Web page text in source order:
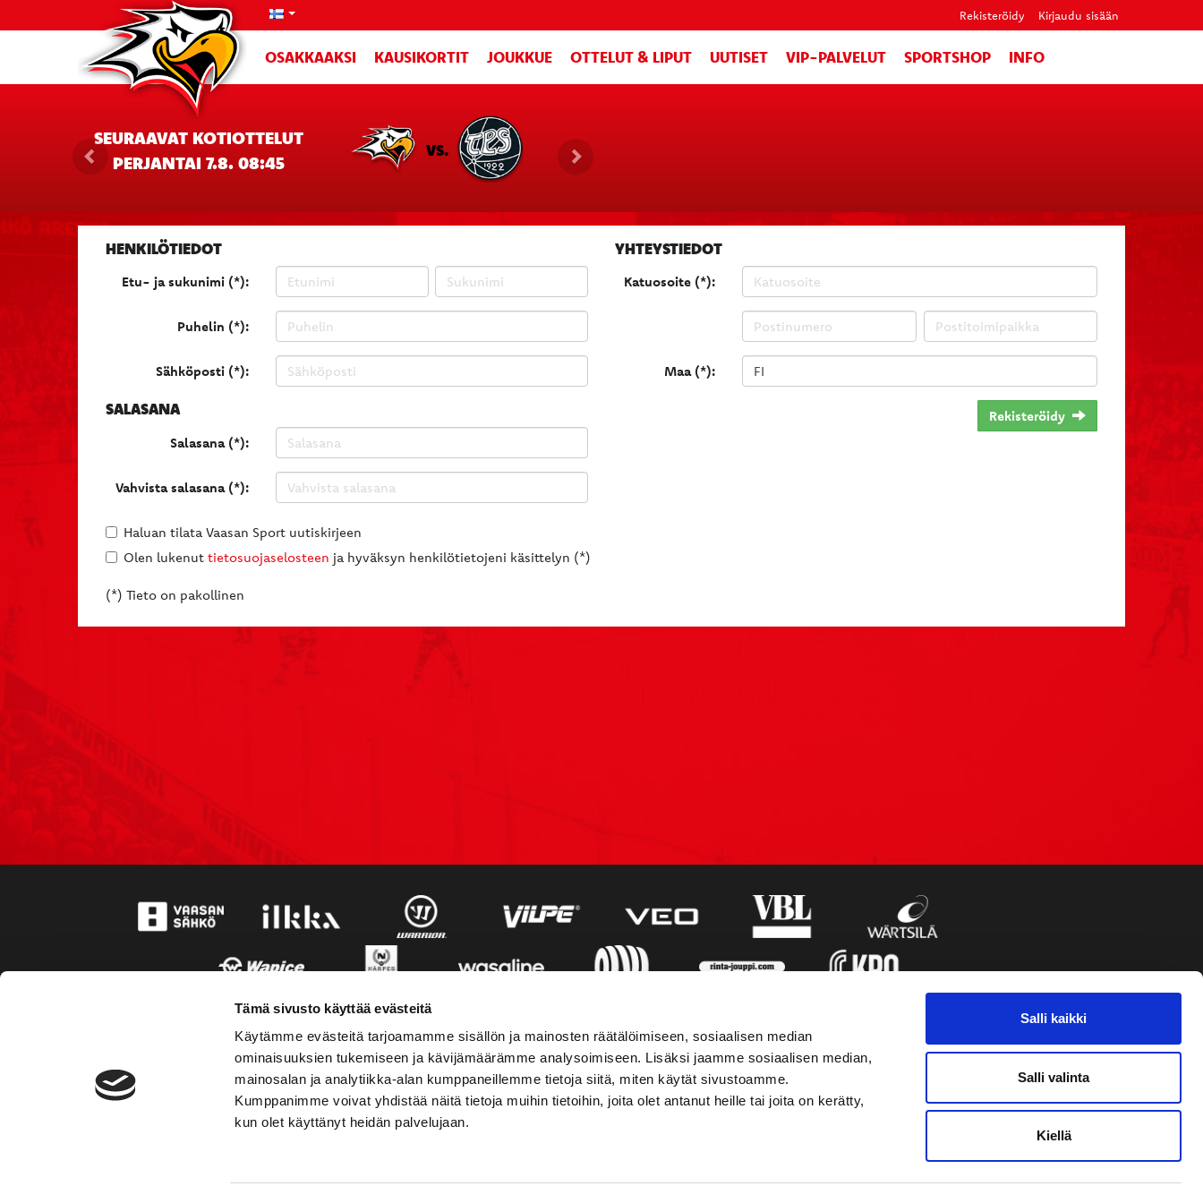
Tämä sivusto käyttää evästeitä
Käytämme evästeitä tarjoamamme sisällön ja mainosten räätälöimiseen, sosiaalisen median
ominaisuuksien tukemiseen ja kävijämäärämme analysoimiseen. Lisäksi jaamme sosiaalisen median,
mainosalan ja analytiikka-alan kumppaneillemme tietoja siitä, miten käytät sivustoamme.
Kumppanimme voivat yhdistää näitä tietoja muihin tietoihin, joita olet antanut heille tai joita on kerätty,
kun olet käyttänyt heidän palvelujaan.
Salli kaikki
Salli valinta
Kiellä
Rekisteröidy Kirjaudu sisään
OSAKKAAKSI KAUSIKORTIT JOUKKUE OTTELUT & LIPUT UUTISET VIP-PALVELUT SPORTSHOP INFO
SEURAAVAT KOTIOTTELUT
PERJANTAI 7.8. 08:45
VS.
HENKILÖTIEDOT
Etu- ja sukunimi (*):
Puhelin (*):
Sähköposti (*):
SALASANA
Salasana (*):
Vahvista salasana (*):
YHTEYSTIEDOT
Katuosoite (*):
Maa (*):
Rekisteröidy
Haluan tilata Vaasan Sport uutiskirjeen
Olen lukenut tietosuojaselosteen ja hyväksyn henkilötietojeni käsittelyn (*)
(*) Tieto on pakollinen
YHTEYSTIEDOT SOSIAALINEN MEDIA VAASAN SPORT UUTISKIRJE